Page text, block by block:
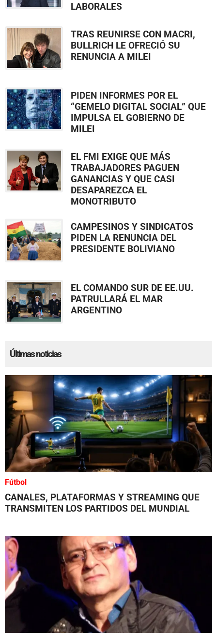
LABORALES
TRAS REUNIRSE CON MACRI,
BULLRICH LE OFRECIÓ SU
RENUNCIA A MILEI
PIDEN INFORMES POR EL
“GEMELO DIGITAL SOCIAL” QUE
IMPULSA EL GOBIERNO DE
MILEI
EL FMI EXIGE QUE MÁS
TRABAJADORES PAGUEN
GANANCIAS Y QUE CASI
DESAPAREZCA EL
MONOTRIBUTO
CAMPESINOS Y SINDICATOS
PIDEN LA RENUNCIA DEL
PRESIDENTE BOLIVIANO
EL COMANDO SUR DE EE.UU.
PATRULLARÁ EL MAR
ARGENTINO
Últimas noticias
Fútbol
CANALES, PLATAFORMAS Y STREAMING QUE
TRANSMITEN LOS PARTIDOS DEL MUNDIAL